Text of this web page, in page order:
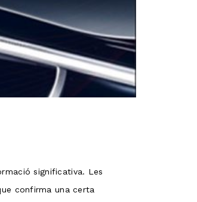
significativa. Les
confirma una certa